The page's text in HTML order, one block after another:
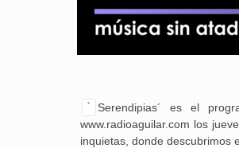
`
Serendipias´ es el
www.radioaguilar.com los
inquietas, donde descubrimos